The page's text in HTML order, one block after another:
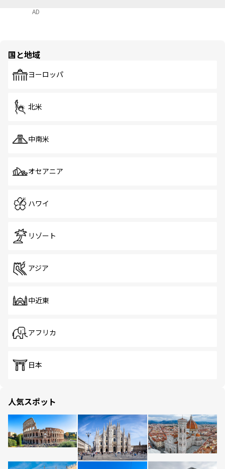
AD
国と地域
ヨーロッパ
北米
中南米
オセアニア
ハワイ
リゾート
アジア
中近東
アフリカ
日本
人気スポット